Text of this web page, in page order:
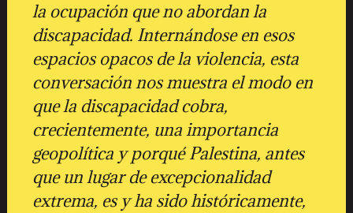
la ocupación que no abordan la
discapacidad. Internándose en esos
espacios opacos de la violencia, esta
conversación nos muestra el modo en
que la discapacidad cobra,
crecientemente, una importancia
geopolítica y porqué Palestina, antes
que un lugar de excepcionalidad
extrema, es y ha sido históricamente,